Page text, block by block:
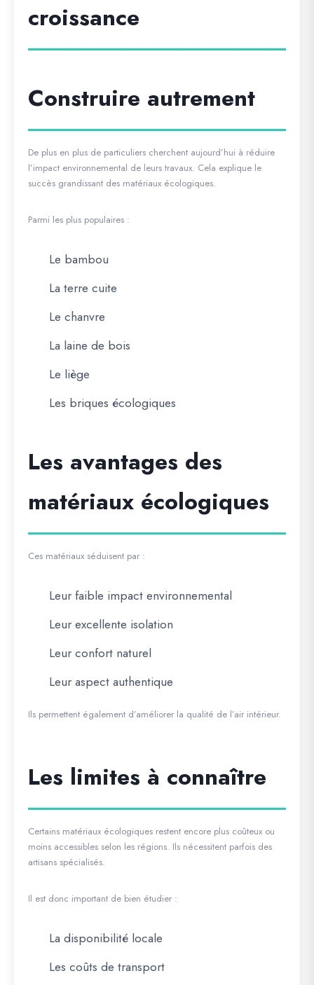
croissance
Construire autrement
De plus en plus de particuliers cherchent aujourd’hui à réduire
l’impact environnemental de leurs travaux. Cela explique le
succès grandissant des matériaux écologiques.
Parmi les plus populaires :
Le bambou
La terre cuite
Le chanvre
La laine de bois
Le liège
Les briques écologiques
Les avantages des
matériaux écologiques
Ces matériaux séduisent par :
Leur faible impact environnemental
Leur excellente isolation
Leur confort naturel
Leur aspect authentique
Ils permettent également d’améliorer la qualité de l’air intérieur.
Les limites à connaître
Certains matériaux écologiques restent encore plus coûteux ou
moins accessibles selon les régions. Ils nécessitent parfois des
artisans spécialisés.
Il est donc important de bien étudier :
La disponibilité locale
Les coûts de transport